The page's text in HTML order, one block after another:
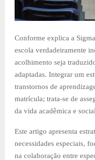
Conforme explica a
escola verdadeiramente
acolhimento seja
adaptadas. Integrar um
transtornos de
matrícula; trata-se de
da vida acadêmica e
Este artigo apresenta
necessidades especiais,
na colaboração entre